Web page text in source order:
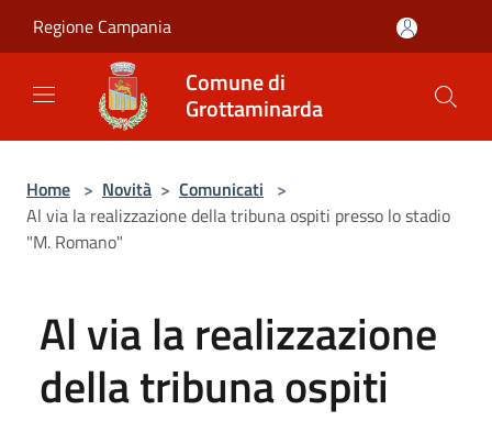
Regione Campania
Comune di
Grottaminarda
Home > Novità > Comunicati >
Al via la realizzazione della tribuna ospiti presso lo stadio
"M. Romano"
Al via la realizzazione
della tribuna ospiti